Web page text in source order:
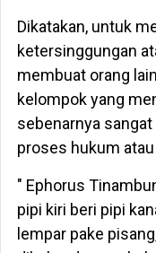
Dikatakan, untuk
ketersinggungan
membuat orang
kelompok yang
sebenarnya
proses hukum
" Ephorus
pipi kiri beri pipi
lempar pake